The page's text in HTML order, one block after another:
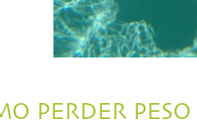
PERDER